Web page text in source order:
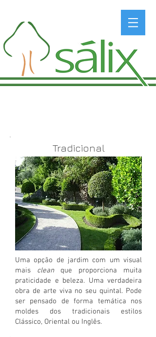
Tradicional
Uma opção de jardim com um visual
mais clean que proporciona muita
praticidade e beleza. Uma verdadeira
obra de arte viva no seu quintal. Pode
ser pensado de forma temática nos
moldes dos tradicionais estilos
Clássico, Oriental ou Inglês.